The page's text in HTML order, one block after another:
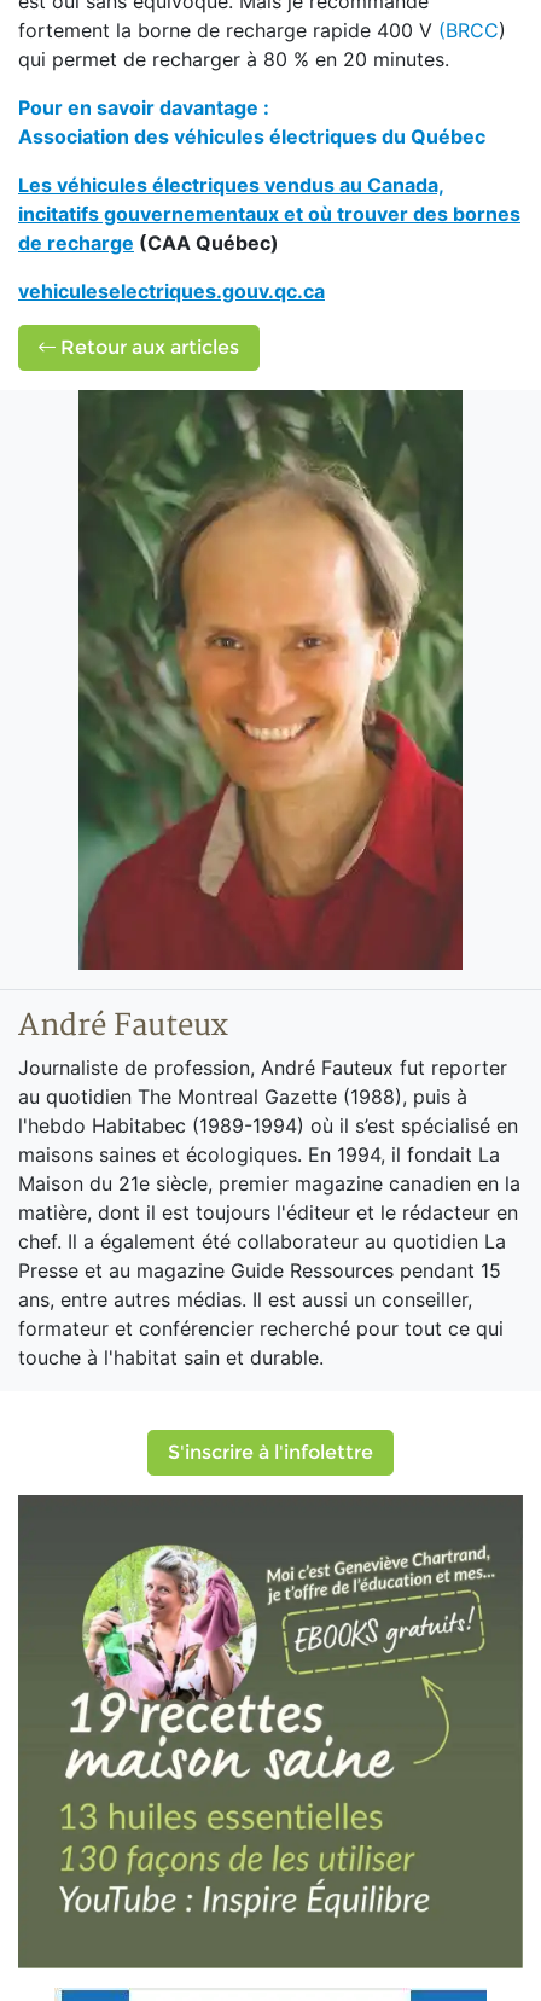
fortement la borne de recharge rapide 400 V (BRCC)
qui permet de recharger à 80 % en 20 minutes.
Pour en savoir davantage :
Association des véhicules électriques du Québec
Les véhicules électriques vendus au Canada,
incitatifs gouvernementaux et où trouver des bornes
de recharge (CAA Québec)
vehiculeselectriques.gouv.qc.ca
Retour aux articles
André Fauteux
Journaliste de profession, André Fauteux fut reporter
au quotidien The Montreal Gazette (1988), puis à
l'hebdo Habitabec (1989-1994) où il s’est spécialisé en
maisons saines et écologiques. En 1994, il fondait La
Maison du 21e siècle, premier magazine canadien en la
matière, dont il est toujours l'éditeur et le rédacteur en
chef. Il a également été collaborateur au quotidien La
Presse et au magazine Guide Ressources pendant 15
ans, entre autres médias. Il est aussi un conseiller,
formateur et conférencier recherché pour tout ce qui
touche à l'habitat sain et durable.
S'inscrire à l'infolettre